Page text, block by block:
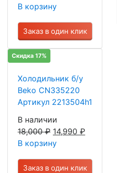
В корзину
Заказ в один клик
Скидка 17%
Холодильник б/у
Beko CN335220
Артикул 2213504h1
В наличии
18,000₽ 14,990 ₽
В корзину
Заказ в один клик